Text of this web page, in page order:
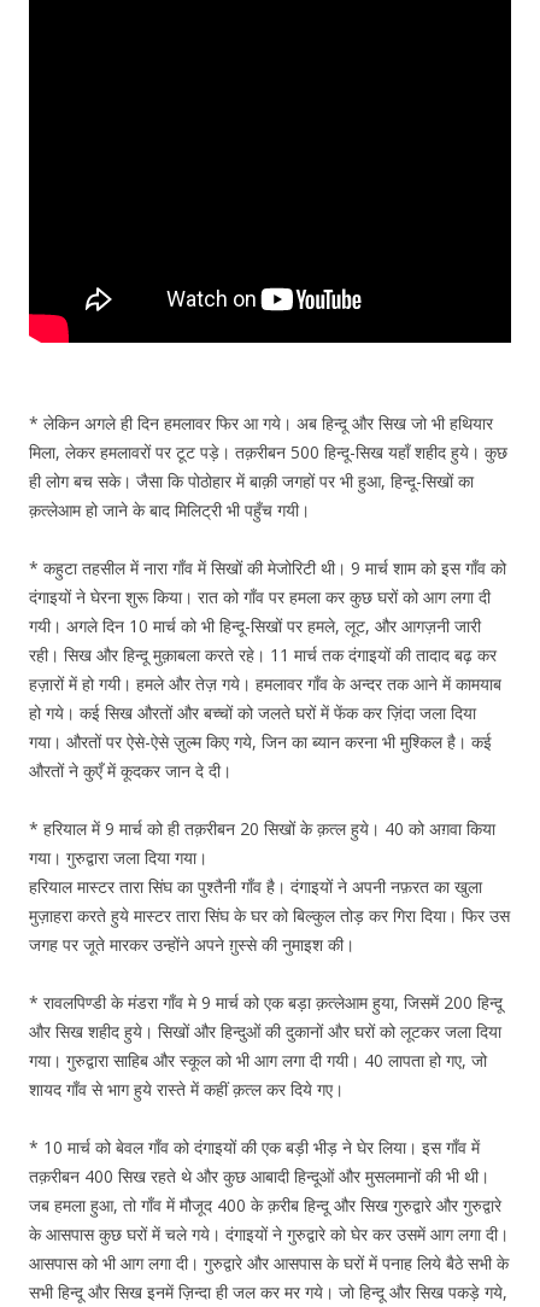
* लेकिन अगले ही दिन हमलावर फिर आ गये। अब हिन्दू और सिख जो भी हथियार
मिला, लेकर हमलावरों पर टूट पड़े। तक़रीबन 500 हिन्दू-सिख यहाँ शहीद हुये। कुछ
ही लोग बच सके। जैसा कि पोठोहार में बाक़ी जगहों पर भी हुआ, हिन्दू-सिखों का
क़त्लेआम हो जाने के बाद मिलिट्री भी पहुँच गयी।
* कहुटा तहसील में नारा गाँव में सिखों की मेजोरिटी थी। 9 मार्च शाम को इस गाँव को
दंगाइयों ने घेरना शुरू किया। रात को गाँव पर हमला कर कुछ घरों को आग लगा दी
गयी। अगले दिन 10 मार्च को भी हिन्दू-सिखों पर हमले, लूट, और आगज़नी जारी
रही। सिख और हिन्दू मुक़ाबला करते रहे। 11 मार्च तक दंगाइयों की तादाद बढ़ कर
हज़ारों में हो गयी। हमले और तेज़ गये। हमलावर गाँव के अन्दर तक आने में कामयाब
हो गये। कई सिख औरतों और बच्चों को जलते घरों में फेंक कर ज़िंदा जला दिया
गया। औरतों पर ऐसे-ऐसे ज़ुल्म किए गये, जिन का ब्यान करना भी मुश्किल है। कई
औरतों ने कुएँ में कूदकर जान दे दी।
* हरियाल में 9 मार्च को ही तक़रीबन 20 सिखों के क़त्ल हुये। 40 को अग़वा किया
गया। गुरुद्वारा जला दिया गया।
हरियाल मास्टर तारा सिंघ का पुश्तैनी गाँव है। दंगाइयों ने अपनी नफ़रत का खुला
मुज़ाहरा करते हुये मास्टर तारा सिंघ के घर को बिल्कुल तोड़ कर गिरा दिया। फिर उस
जगह पर जूते मारकर उन्होंने अपने ग़ुस्से की नुमाइश की।
* रावलपिण्डी के मंडरा गाँव मे 9 मार्च को एक बड़ा क़त्लेआम हुया, जिसमें 200 हिन्दू
और सिख शहीद हुये। सिखों और हिन्दुओं की दुकानों और घरों को लूटकर जला दिया
गया। गुरुद्वारा साहिब और स्कूल को भी आग लगा दी गयी। 40 लापता हो गए, जो
शायद गाँव से भाग हुये रास्ते में कहीं क़त्ल कर दिये गए।
* 10 मार्च को बेवल गाँव को दंगाइयों की एक बड़ी भीड़ ने घेर लिया। इस गाँव में
तक़रीबन 400 सिख रहते थे और कुछ आबादी हिन्दूओं और मुसलमानों की भी थी।
जब हमला हुआ, तो गाँव में मौजूद 400 के क़रीब हिन्दू और सिख गुरुद्वारे और गुरुद्वारे
के आसपास कुछ घरों में चले गये। दंगाइयों ने गुरुद्वारे को घेर कर उसमें आग लगा दी।
आसपास को भी आग लगा दी। गुरुद्वारे और आसपास के घरों में पनाह लिये बैठे सभी के
सभी हिन्दू और सिख इनमें ज़िन्दा ही जल कर मर गये। जो हिन्दू और सिख पकड़े गये,